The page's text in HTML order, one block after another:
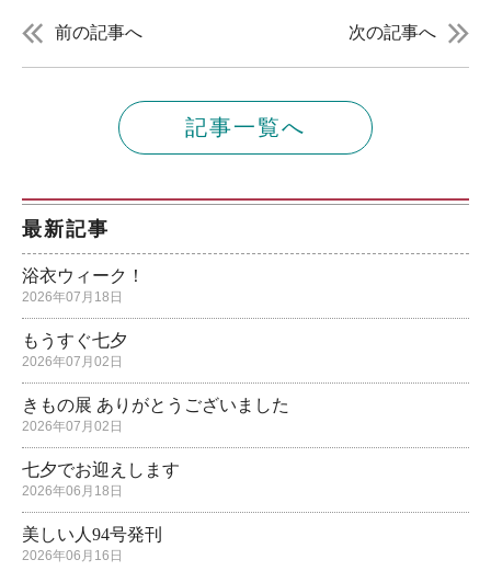
前の記事へ 次の記事へ
記事一覧へ
最新記事
浴衣ウィーク！
2026年07月18日
もうすぐ七夕
2026年07月02日
きもの展 ありがとうございました
2026年07月02日
七夕でお迎えします
2026年06月18日
美しい人94号発刊
2026年06月16日